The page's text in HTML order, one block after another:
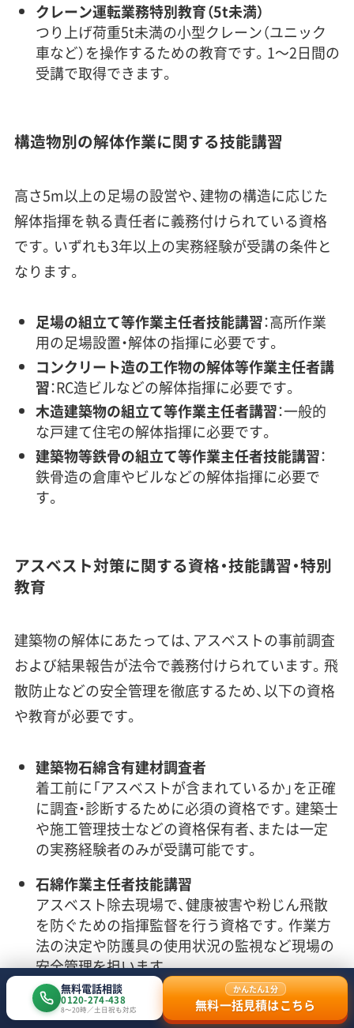
クレーン運転業務特別教育（5t未満）
つり上げ荷重5t未満の小型クレーン（ユニック
車など）を操作するための教育です。1〜2日間の
受講で取得できます。
構造物別の解体作業に関する技能講習
高さ5m以上の足場の設営や、建物の構造に応じた
解体指揮を執る責任者に義務付けられている資格
です。いずれも3年以上の実務経験が受講の条件と
なります。
足場の組立て等作業主任者技能講習：高所作業
用の足場設置・解体の指揮に必要です。
コンクリート造の工作物の解体等作業主任者講
習：RC造ビルなどの解体指揮に必要です。
木造建築物の組立て等作業主任者講習：一般的
な戸建て住宅の解体指揮に必要です。
建築物等鉄骨の組立て等作業主任者技能講習：
鉄骨造の倉庫やビルなどの解体指揮に必要で
す。
アスベスト対策に関する資格・技能講習・特別
教育
建築物の解体にあたっては、アスベストの事前調査
および結果報告が法令で義務付けられています。飛
散防止などの安全管理を徹底するため、以下の資格
や教育が必要です。
建築物石綿含有建材調査者
着工前に「アスベストが含まれているか」を正確
に調査・診断するために必須の資格です。建築士
や施工管理技士などの資格保有者、または一定
の実務経験者のみが受講可能です。
石綿作業主任者技能講習
アスベスト除去現場で、健康被害や粉じん飛散
を防ぐための指揮監督を行う資格です。作業方
法の決定や防護具の使用状況の監視など現場の
安全管理を担います。
特別管理産業廃棄物管理責任者
有害な廃棄物の保管状況を点検し、適正な処分
無料電話相談
0120-274-438
8〜20時／土日祝も対応
かんたん1分
無料一括見積はこちら